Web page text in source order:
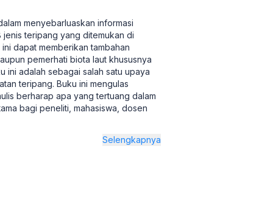
menyebarluaskan informasi
teripang yang ditemukan di
dapat memberikan tambahan
pemerhati biota laut khususnya
ini adalah sebagai salah satu upaya
teripang. Buku ini mengulas
berharap apa yang tertuang dalam
bagi peneliti, mahasiswa, dosen
Selengkapnya